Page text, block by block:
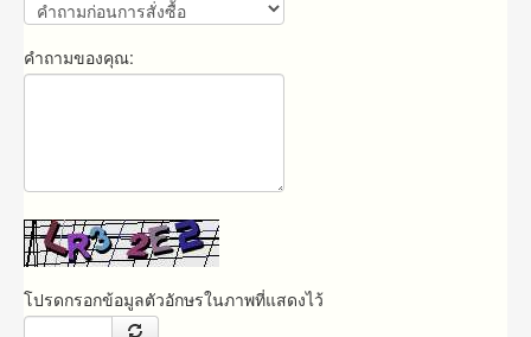
คำถามของคุณ:
โปรดกรอกข้อมูลตัวอักษรในภาพที่แสดงไว้